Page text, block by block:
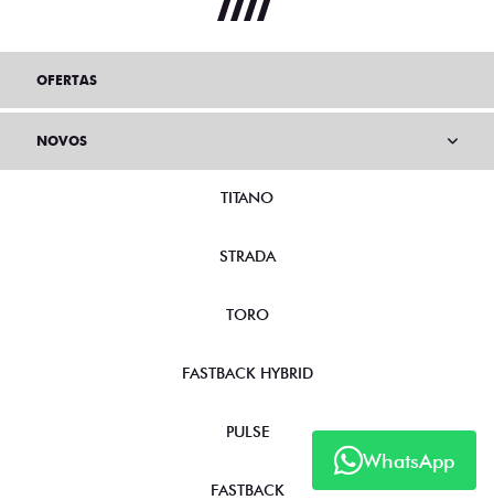
WhatsApp
OFERTAS
NOVOS
TITANO
STRADA
TORO
FASTBACK HYBRID
PULSE
FASTBACK